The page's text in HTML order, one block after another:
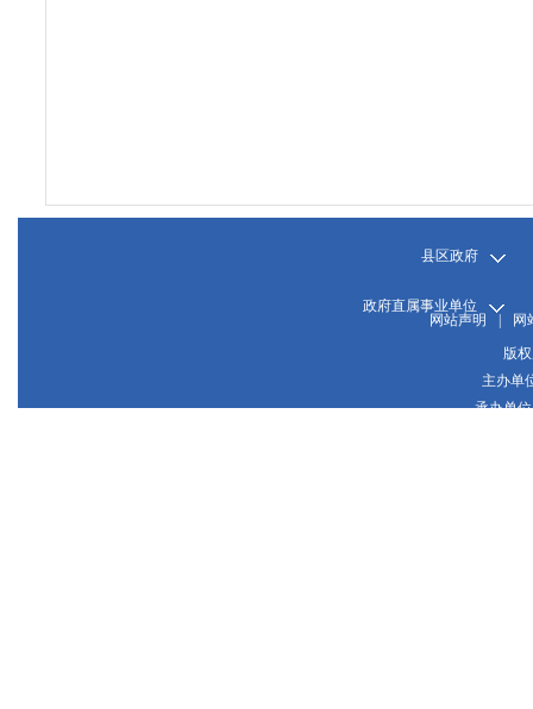
县区政府
政府直属事业单位
网站声明
网
版
主办单
承办单